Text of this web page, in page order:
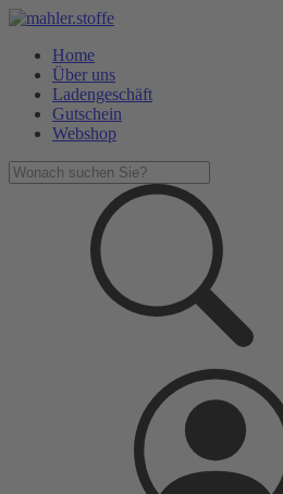
Home
Über uns
Ladengeschäft
Gutschein
Webshop